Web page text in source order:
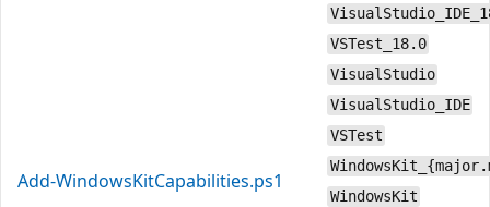
VSTest_18.0
VisualStudio
VisualStudio_IDE
VSTest
Add-WindowsKitCapabilities.ps1
WindowsKit